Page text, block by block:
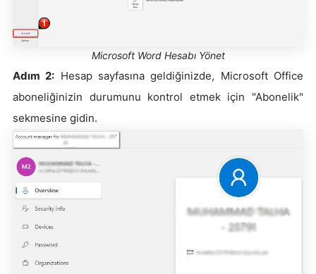
Microsoft Word Hesabı Yönet
Adım 2: Hesap sayfasına geldiğinizde, Microsoft Office
aboneliğinizin durumunu kontrol etmek için "Abonelik"
sekmesine gidin.